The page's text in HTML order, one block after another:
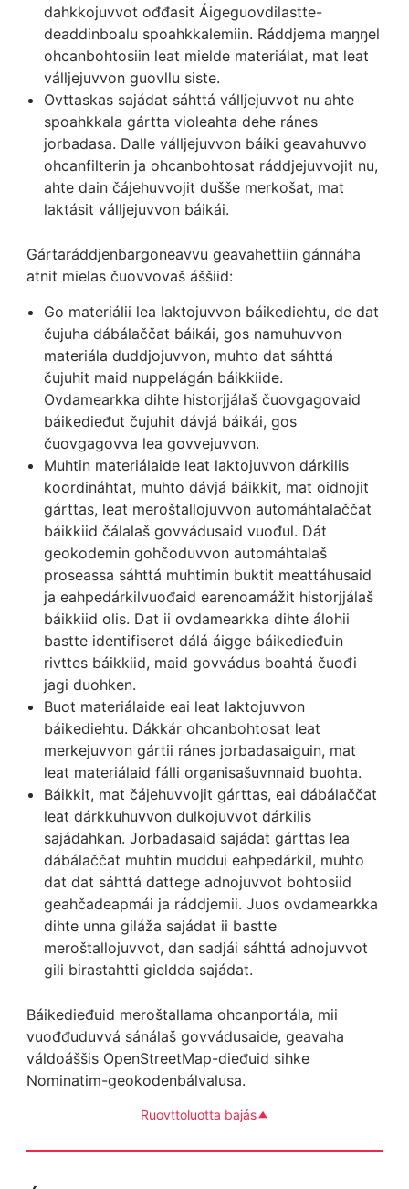
dahkkojuvvot ođđasit Áigeguovdilastte-
deaddinboalu spoahkkalemiin. Ráddjema maŋŋel
ohcanbohtosiin leat mielde materiálat, mat leat
válljejuvvon guovllu siste.
Ovttaskas sajádat sáhttá válljejuvvot nu ahte
spoahkkala gártta violeahta dehe ránes
jorbadasa. Dalle válljejuvvon báiki geavahuvvo
ohcanfilterin ja ohcanbohtosat ráddjejuvvojit nu,
ahte dain čájehuvvojit dušše merkošat, mat
laktásit válljejuvvon báikái.
Gártaráddjenbargoneavvu geavahettiin gánnáha
atnit mielas čuovvovaš áššiid:
Go materiálii lea laktojuvvon báikediehtu, de dat
čujuha dábálaččat báikái, gos namuhuvvon
materiála duddjojuvvon, muhto dat sáhttá
čujuhit maid nuppelágán báikkiide.
Ovdamearkka dihte historjjálaš čuovgagovaid
báikedieđut čujuhit dávjá báikái, gos
čuovgagovva lea govvejuvvon.
Muhtin materiálaide leat laktojuvvon dárkilis
koordináhtat, muhto dávjá báikkit, mat oidnojit
gárttas, leat meroštallojuvvon automáhtalaččat
báikkiid čálalaš govvádusaid vuođul. Dát
geokodemin gohčoduvvon automáhtalaš
proseassa sáhttá muhtimin buktit meattáhusaid
ja eahpedárkilvuođaid earenoamážit historjjálaš
báikkiid olis. Dat ii ovdamearkka dihte álohii
bastte identifiseret dálá áigge báikedieđuin
rivttes báikkiid, maid govvádus boahtá čuođi
jagi duohken.
Buot materiálaide eai leat laktojuvvon
báikediehtu. Dákkár ohcanbohtosat leat
merkejuvvon gártii ránes jorbadasaiguin, mat
leat materiálaid fálli organisašuvnnaid buohta.
Báikkit, mat čájehuvvojit gárttas, eai dábálaččat
leat dárkkuhuvvon dulkojuvvot dárkilis
sajádahkan. Jorbadasaid sajádat gárttas lea
dábálaččat muhtin muddui eahpedárkil, muhto
dat dat sáhttá dattege adnojuvvot bohtosiid
geahčadeapmái ja ráddjemii. Juos ovdamearkka
dihte unna giláža sajádat ii bastte
meroštallojuvvot, dan sadjái sáhttá adnojuvvot
gili birastahtti gieldda sajádat.
Báikedieđuid meroštallama ohcanportála, mii
vuođđuduvvá sánálaš govvádusaide, geavaha
váldoáššis OpenStreetMap-dieđuid sihke
Nominatim-geokodenbálvalusa.
Ruovttoluotta bajás